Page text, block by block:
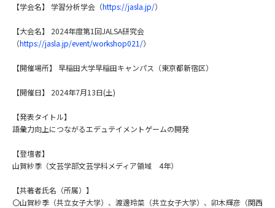
【学会名】 学習分析学会（https://jasla.jp/）
【大会名】 2024年度第1回JALSA研究会
（https://jasla.jp/event/workshop021/）
【開催場所】 早稲田大学早稲田キャンパス（東京都新宿区）
【開催日】 2024年7月13日(土)
【発表タイトル】
語彙力向上につながるエデュテイメントゲームの開発
【登壇者】
山賀紗季（文芸学部文芸学科メディア領域 4年）
【共著者氏名（所属）】
〇山賀紗季（共立女子大学）、渡邊玲菜（共立女子大学）、卯木輝彦（関西